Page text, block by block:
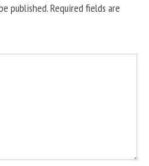
published. Required fields are